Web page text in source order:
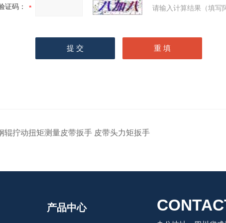
证码： 请输入计算结果（填写
辊拧动扭矩测量皮带扳手 皮带头力矩扳手
产品中心